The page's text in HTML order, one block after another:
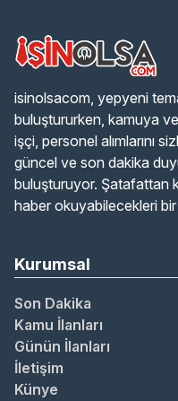
isinolsacom, yepyeni
buluştururken, kamuya
işçi, personel alımlarını
güncel ve son dakika
buluşturuyor. Şatafattan
haber okuyabilecekleri
Kurumsal
Son Dakika
Kamu İlanları
Günün İlanları
İletişim
Künye